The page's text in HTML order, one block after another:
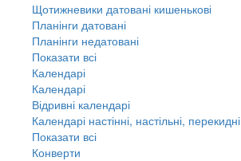
Щотижневики датовані кишенькові
Планінги датовані
Планінги недатовані
Показати всі
Календарі
Календарі
Відривні календарі
Календарі настінні, настільні, перекидні
Показати всі
Конверти